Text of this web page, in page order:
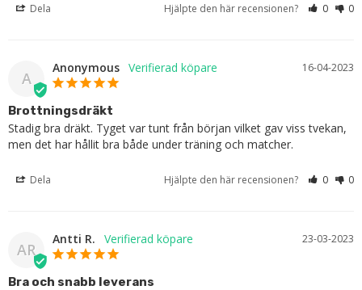
Dela Hjälpte den här recensionen? 0 0
A
16-04-2023
Anonymous
Brottningsdräkt
Stadig bra dräkt. Tyget var tunt från början vilket gav viss tvekan,
men det har hållit bra både under träning och matcher.
Dela Hjälpte den här recensionen? 0 0
AR
23-03-2023
Antti R.
Bra och snabb leverans